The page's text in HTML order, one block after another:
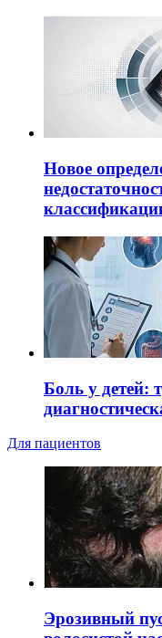
Новое
Боль у детей:
Для пациентов
Эрозивный